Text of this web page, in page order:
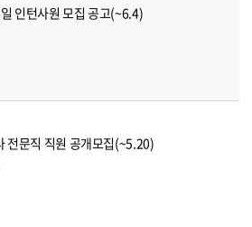
인턴사원 모집 공고(~6.4)
전문직 직원 공개모집(~5.20)